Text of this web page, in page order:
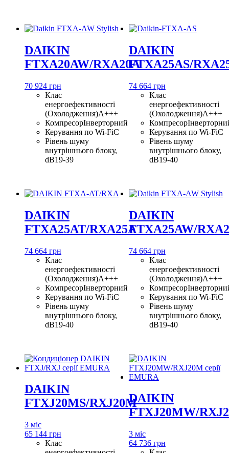
DAIKIN
FTXA20AW/RXA20A
70 924 грн
Клас
енергоефективності
(Охолодження)A+++
КомпресорІнверторний
Керування по Wi-FiЄ
Рівень шуму
внутрішнього блоку,
dB19-39
DAIKIN
FTXA25AS/
74 664 грн
Клас
енергоефективності
(Охолодження)A+++
Компресор
Керування по Wi-FiЄ
Рівень шуму
внутрішнього блоку,
dB19-40
DAIKIN
FTXA25AT/RXA25A
74 664 грн
Клас
енергоефективності
(Охолодження)A+++
КомпресорІнверторний
Керування по Wi-FiЄ
Рівень шуму
внутрішнього блоку,
dB19-40
DAIKIN
FTXA25AW/
74 664 грн
Клас
енергоефективності
(Охолодження)A+++
Компресор
Керування по Wi-FiЄ
Рівень шуму
внутрішнього блоку,
dB19-40
DAIKIN
FTXJ20MS/RXJ20M
3 міс
65 144 грн
Клас
DAIKIN
FTXJ20MW/
3 міс
64 736 грн